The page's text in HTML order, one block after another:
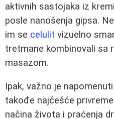
aktivnih sastojaka iz
posle nanošenja gipsa.
im se celulit vizuelno
tretmane kombinovali sa
masazom.
Ipak, važno je
takođe najčešće
načina života i praćenja